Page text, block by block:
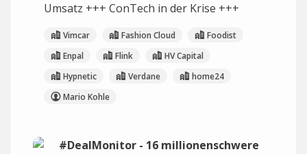
Umsatz +++ ConTech in der Krise +++
Vimcar Fashion Cloud
Foodist
Enpal
Flink
HV Capital
Hypnetic
Verdane
home24
Mario Kohle